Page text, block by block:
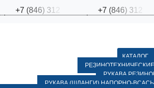
+7 (846) 31 +7 (846) 31
КАТАЛОГ
РУКАВА
РУКАВА (ШЛАНГИ) НАПОРНО-